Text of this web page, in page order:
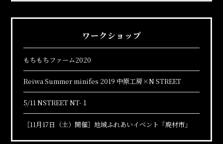
ワークショップ
もちもちファーム2020
Reiwa Summer minifes 2019 中原工房×N STREET
5/11 NSTREET NT-１
［11月17日（土）開催］地域ふれあいイベント「廃材市」